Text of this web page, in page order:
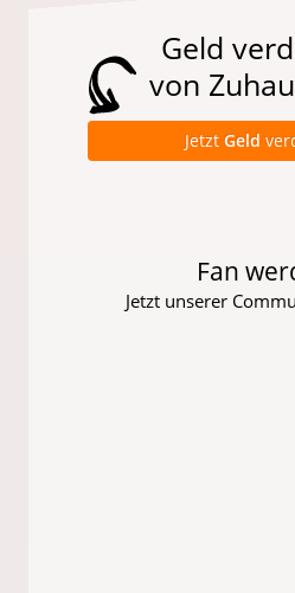
Geld
von
Jetzt Geld
Fan
Jetzt unserer